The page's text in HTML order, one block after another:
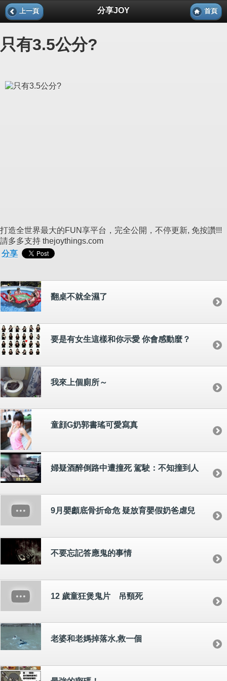
上一頁 分享JOY 首頁
只有3.5公分?
打造全世界最大的FUN享平台，完全公開，不停更新, 免按讚!!!
請多多支持 thejoythings.com
分享
翻桌不就全濕了
要是有女生這樣和你示愛 你會感動麼？
我來上個廁所～
童顔G奶郭書瑤可愛寫真
婦疑酒醉倒路中遭撞死 駕駛：不知撞到人
9月嬰顱底骨折命危 疑放育嬰假奶爸虐兒
不要忘記答應鬼的事情
12 歲童狂煲鬼片 吊頸死
老婆和老媽掉落水,救一個